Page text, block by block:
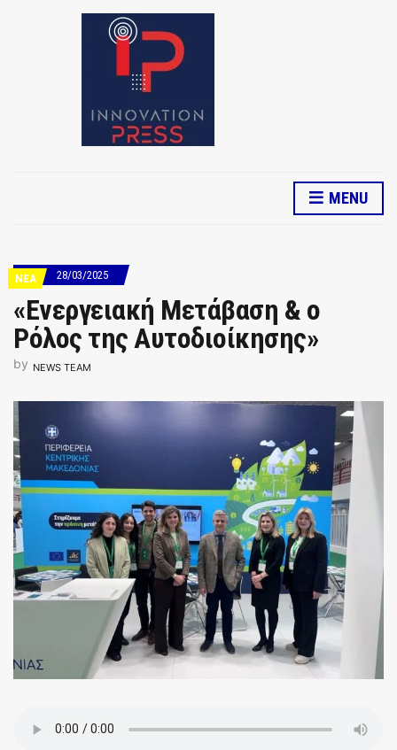
MENU
ΝΕΑ 28/03/2025
«Ενεργειακή Μετάβαση & ο
Ρόλος της Αυτοδιοίκησης»
by NEWS TEAM